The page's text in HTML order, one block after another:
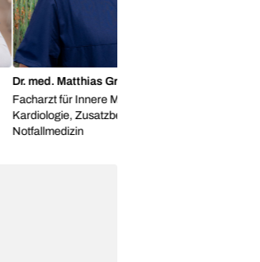
Dr. med. Matthias Graf
Facharzt für Innere Medizin &
Kardiologie, Zusatzbezeichnung
Notfallmedizin